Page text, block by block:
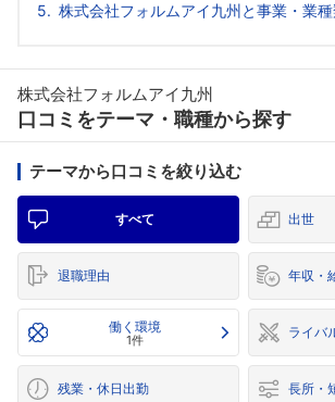
株式会社フォルムアイ九州と事業・業
株式会社フォルムアイ九州
口コミをテーマ・職種から探す
テーマから口コミを絞り込む
すべて 出世
退職理由 年収・
働く環境
1件 ライバ
残業・休日出勤 長所・